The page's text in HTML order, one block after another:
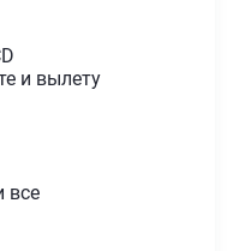
и вылету
все